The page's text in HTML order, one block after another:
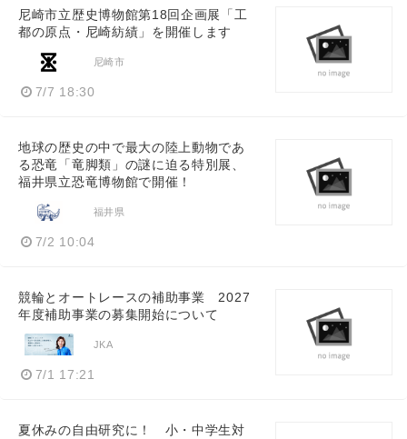
尼崎市立歴史博物館第18回企画展「工
都の原点・尼崎紡績」を開催します
尼崎市
7/7 18:30
地球の歴史の中で最大の陸上動物であ
る恐竜「竜脚類」の謎に迫る特別展、
福井県立恐竜博物館で開催！
福井県
7/2 10:04
競輪とオートレースの補助事業 2027
年度補助事業の募集開始について
JKA
7/1 17:21
夏休みの自由研究に！ 小・中学生対